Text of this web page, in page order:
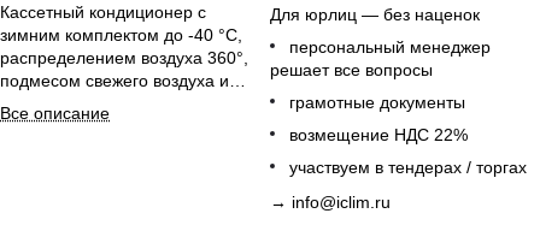
Кассетный кондиционер с
зимним комплектом до -40 °C,
распределением воздуха 360°,
подмесом свежего воздуха и
декоративной панелью в
комплекте.
Все описание
Для юрлиц — без наценок
персональный менеджер
решает все вопросы
грамотные документы
возмещение НДС 22%
участвуем в тендерах / торгах
→ info@iclim.ru